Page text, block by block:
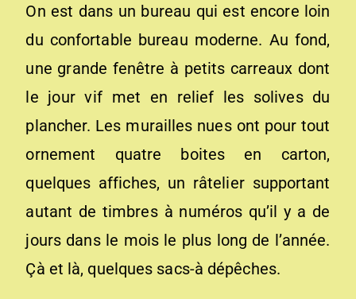
On est dans un bureau qui est encore loin
du confortable bureau moderne. Au fond,
une grande fenêtre à petits carreaux dont
le jour vif met en relief les solives du
plancher. Les murailles nues ont pour tout
ornement quatre boites en carton,
quelques affiches, un râtelier supportant
autant de timbres à numéros qu’il y a de
jours dans le mois le plus long de l’année.
Çà et là, quelques sacs-à dépêches.